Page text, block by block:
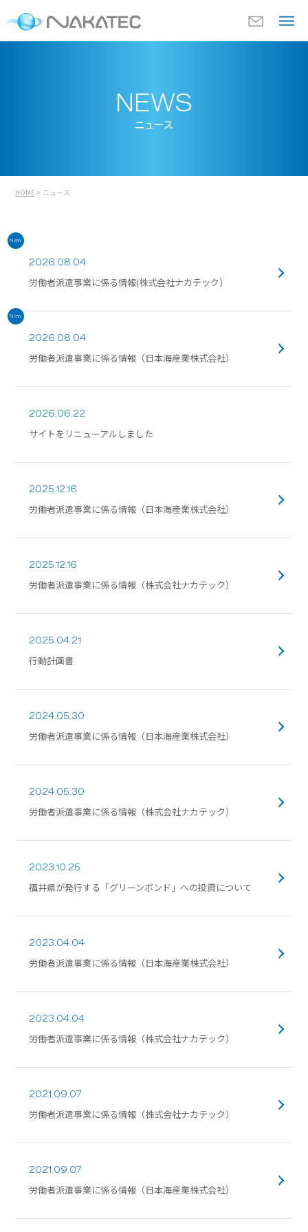
NEWS
ニュース
HOME > ニュース
2026.08.04
労働者派遣事業に係る情報(株式会社ナカテック）
New
2026.08.04
労働者派遣事業に係る情報（日本海産業株式会社）
New
2026.06.22
サイトをリニューアルしました
2025.12.16
労働者派遣事業に係る情報（日本海産業株式会社）
2025.12.16
労働者派遣事業に係る情報（株式会社ナカテック）
2025.04.21
行動計画書
2024.05.30
労働者派遣事業に係る情報（日本海産業株式会社）
2024.05.30
労働者派遣事業に係る情報（株式会社ナカテック）
2023.10.25
福井県が発行する「グリーンボンド」への投資について
2023.04.04
労働者派遣事業に係る情報（日本海産業株式会社）
2023.04.04
労働者派遣事業に係る情報（株式会社ナカテック）
2021.09.07
労働者派遣事業に係る情報（株式会社ナカテック）
2021.09.07
労働者派遣事業に係る情報（日本海産業株式会社）